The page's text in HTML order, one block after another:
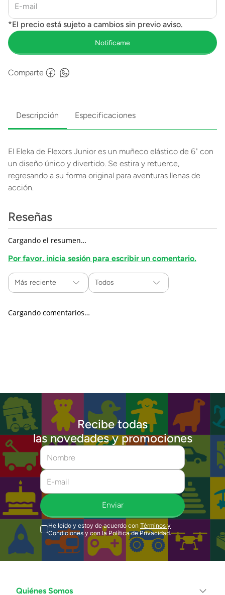
Comparte
Descripción Especificaciones
El Eleka de Flexors Junior es un muñeco elástico de 6" con
un diseño único y divertido. Se estira y retuerce,
regresando a su forma original para aventuras llenas de
acción.
Reseñas
Cargando el resumen…
Por favor, inicia sesión para escribir un comentario.
Más reciente Todos
Cargando comentarios…
Recibe todas
las novedades y promociones
Enviar
He leído y estoy de acuerdo con Términos y
Condiciones y con la Política de Privacidad.
Quiénes Somos